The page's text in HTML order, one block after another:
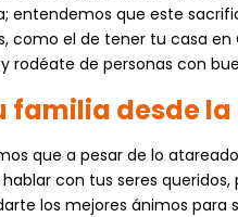
entendemos que este
como el de tener tu casa
rodéate de personas con
familia desde
que a pesar de lo
con tus seres queridos,
los mejores ánimos para